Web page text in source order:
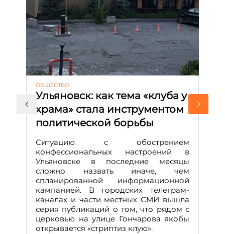
ОБЩЕСТВО
Ульяновск: как тема «клуба у
храма» стала инструментом
политической борьбы
Ситуацию с обострением
конфессиональных настроений в
Ульяновске в последние месяцы
сложно назвать иначе, чем
спланированной информационной
кампанией. В городских телеграм-
каналах и части местных СМИ вышла
серия публикаций о том, что рядом с
церковью на улице Гончарова якобы
открывается «стриптиз клую».